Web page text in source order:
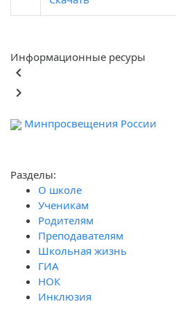
Информационные ресуры
keyboard_arrow_left
keyboard_arrow_right
Минпросвещения России
Разделы:
О школе
Ученикам
Родителям
Преподавателям
Школьная жизнь
ГИА
НОК
Инклюзия